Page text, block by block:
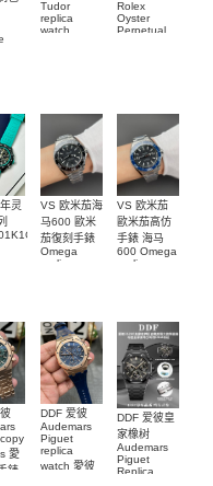
手錶
Tudor
replica
watch
Rolex
Oyster
Perpetual
灵
VS 欧米茄海
马600 歐米
茄復刻手錶
Omega
replica
VS 欧米茄
歐米茄高仿
手錶 海马
600 Omega
replica
愛
錶
DDF 爱彼
Audemars
Piguet
replica
watch 愛彼
DDF 爱彼皇
家橡树
Audemars
Piguet
Replica